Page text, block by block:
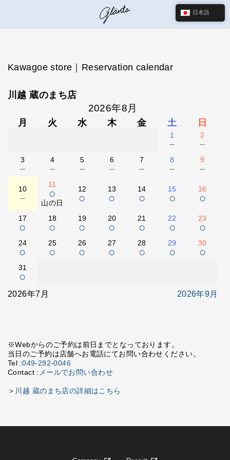
Kawagoe store｜Reservation calendar
川越 蔵のまち店
2026年8月
月 火 水 木 金 土 日
1
－
2
－
3
－
4
－
5
－
6
－
7
－
8
－
9
－
10
－
11
○
山の日
12
○
13
○
14
○
15
○
16
○
17
○
18
○
19
○
20
○
21
○
22
○
23
○
24
○
25
○
26
○
27
○
28
○
29
○
30
○
31
○
2026年7月 2026年9月
※Webからのご予約は前日までとなっております。
当日のご予約は店舗へお電話にてお問い合わせください。
Tel :049-292-0046
Contact : メールでお問い合わせ
＞ 川越 蔵のまち店の詳細はこちら
日本語